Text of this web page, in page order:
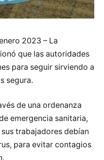
2023 – La
que las autoridades
para seguir sirviendo a
segura.
de una ordenanza
emergencia sanitaria,
trabajadores debían
para evitar contagios